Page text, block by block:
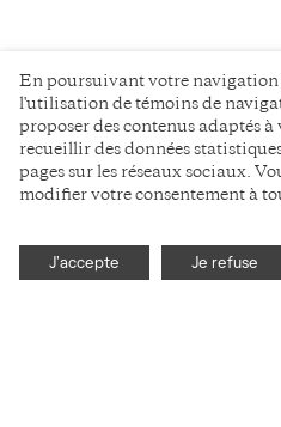
En poursuivant votre navigation
l'utilisation de témoins de
proposer des contenus adaptés à
recueillir des données
pages sur les réseaux sociaux.
modifier votre consentement à
J'accepte Je refuse